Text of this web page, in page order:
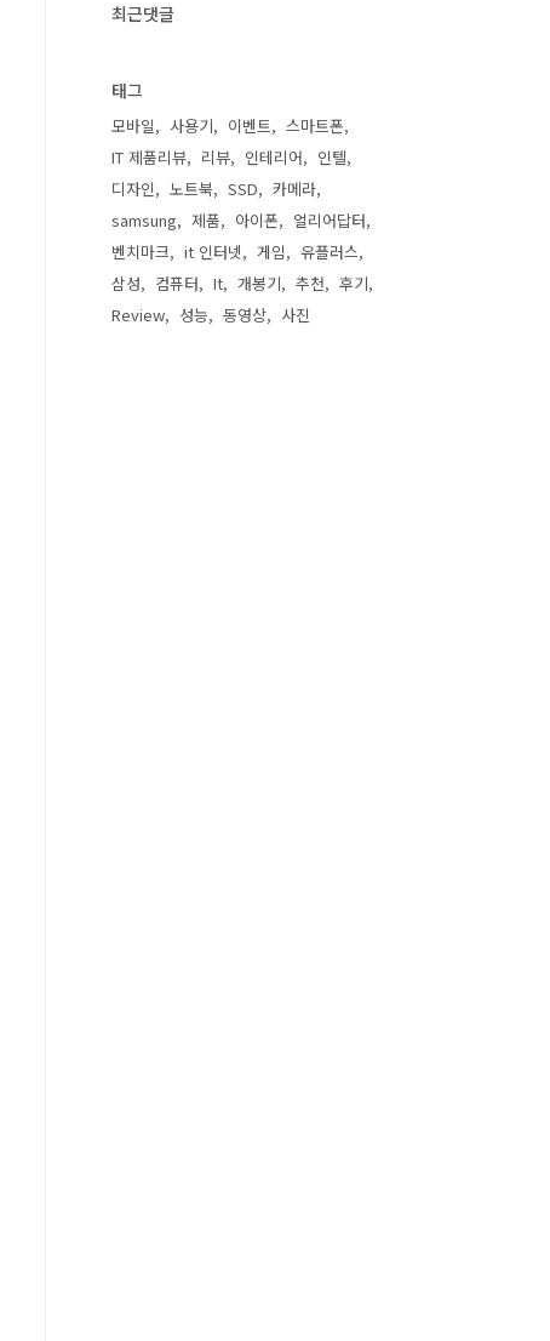
최근댓글
태그
모바일 사용기 이벤트
스마트폰
IT 제품리뷰
리뷰 인테리어
인텔
디자인
노트북 SSD
카메라
samsung
제품 아이폰
얼리어답터
벤치마크
it 인터넷 게임
유플러스
삼성
컴퓨터 It 개봉기 추천
후기
Review
성능 동영상 사진